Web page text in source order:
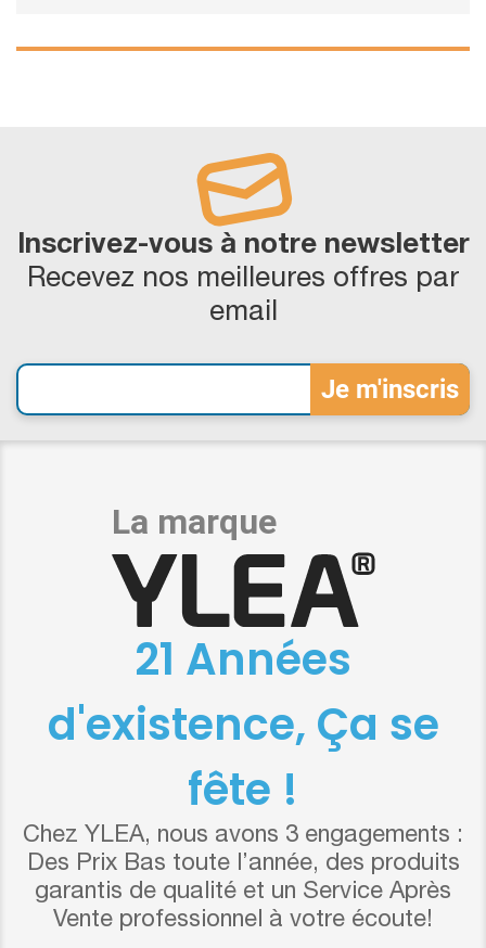
Inscrivez-vous à notre newsletter
Recevez nos meilleures offres par
email
21 Années
d'existence, Ça se
fête !
Chez YLEA, nous avons 3 engagements :
Des Prix Bas toute l’année, des produits
garantis de qualité et un Service Après
Vente professionnel à votre écoute!